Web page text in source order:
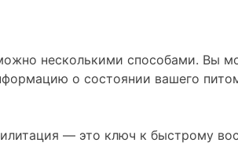
несколькими способами. Вы
о состоянии вашего
— это ключ к быстрому